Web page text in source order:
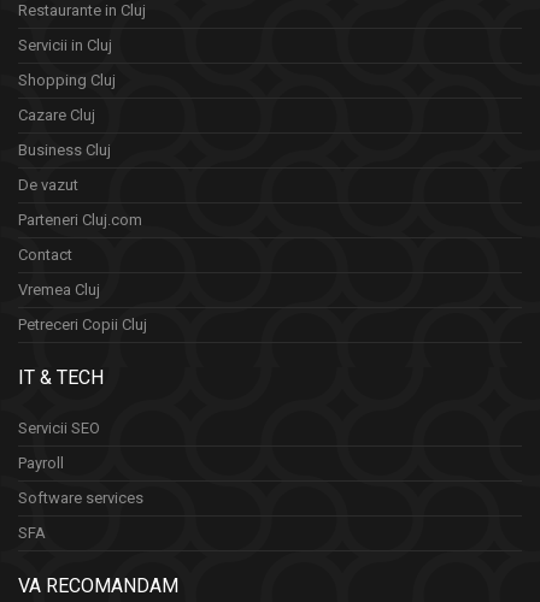
Restaurante in Cluj
Servicii in Cluj
Shopping Cluj
Cazare Cluj
Business Cluj
De vazut
Parteneri Cluj.com
Contact
Vremea Cluj
Petreceri Copii Cluj
IT & TECH
Servicii SEO
Payroll
Software services
SFA
VA RECOMANDAM